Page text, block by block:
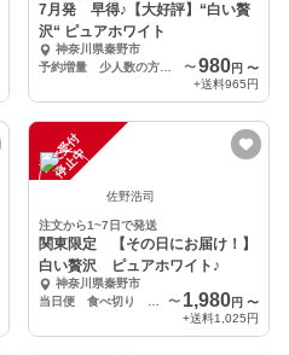
7月発 早得♪【大好評】“白い贅
沢“ ピュアホワイト
神奈川県秦野市
予約増量 少人数の方にオススメ 食べ切り 2本➕1本
〜980円 〜
+送料965円
注
文
受
付
停
止
中
佐野浩司
注文から1~7日で発送
関東限定 【その日にお届け！】
白い贅沢 ピュアホワイト♪
神奈川県秦野市
〜 1,980円 〜
+送料1,025円